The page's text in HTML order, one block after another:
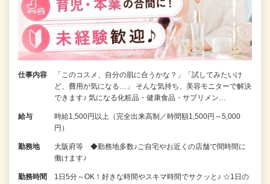
仕事内容
「このコスメ、自分の肌に合うかな？」「試してみたいけ
ど、費用が気になる…」 そんな気持ち、美容モニターで解決
できます♪ 気になる化粧品・健康食品・サプリメン…
給与
時給1,500円以上（完全出来高制／時間額1,500円～5,000
円）
勤務地
大阪府等 ◆勤務地多数♪ご自宅やお近くの店舗で間時間に
働けます♪
勤務時間
1日5分～OK！好きな時間やスキマ時間でサクッと♪ ☆1日の